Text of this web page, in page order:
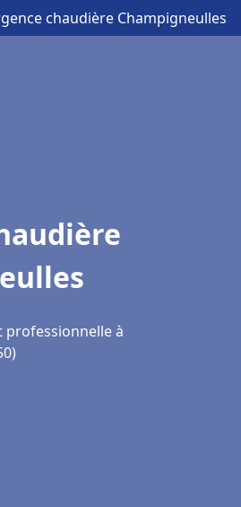
chaudière Champigneulles
à